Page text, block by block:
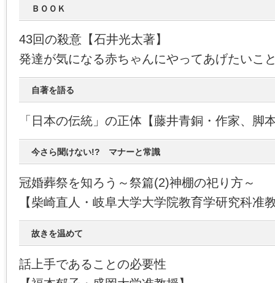
ＢＯＯＫ
43回の殺意【石井光太著】
発達が気になる赤ちゃんにやってあげたいこ
自著を語る
「日本の伝統」の正体【藤井青銅・作家、脚
今さら聞けない!? マナーと常識
冠婚葬祭を知ろう～祭篇(2)神棚の祀り方～
【柴崎直人・岐阜大学大学院教育学研究科准
故きを温めて
話上手であることの必要性